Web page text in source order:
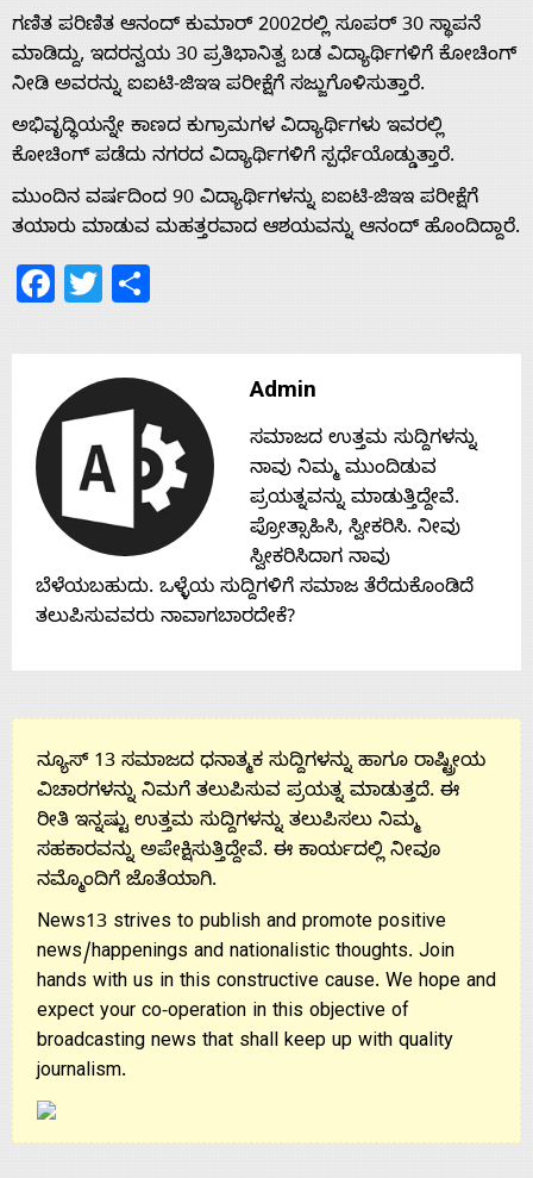
Home
About
Us
Advertise
With
Contact
Us
ಗಣಿತ ಪರಿಣಿತ ಆನಂದ್ ಕುಮಾರ್ 2002ರಲ್ಲಿ ಸೂಪರ್ 30 ಸ್ಥಾಪನೆ
ಮಾಡಿದ್ದು, ಇದರನ್ವಯ 30 ಪ್ರತಿಭಾನಿತ್ವ ಬಡ ವಿದ್ಯಾರ್ಥಿಗಳಿಗೆ ಕೋಚಿಂಗ್
ನೀಡಿ ಅವರನ್ನು ಐಐಟಿ-ಜಿಇಇ ಪರೀಕ್ಷೆಗೆ ಸಜ್ಜುಗೊಳಿಸುತ್ತಾರೆ.
ಅಭಿವೃದ್ಧಿಯನ್ನೇ ಕಾಣದ ಕುಗ್ರಾಮಗಳ ವಿದ್ಯಾರ್ಥಿಗಳು ಇವರಲ್ಲಿ
ಕೋಚಿಂಗ್ ಪಡೆದು ನಗರದ ವಿದ್ಯಾರ್ಥಿಗಳಿಗೆ ಸ್ಪರ್ಧೆಯೊಡ್ಡುತ್ತಾರೆ.
ಮುಂದಿನ ವರ್ಷದಿಂದ 90 ವಿದ್ಯಾರ್ಥಿಗಳನ್ನು ಐಐಟಿ-ಜಿಇಇ ಪರೀಕ್ಷೆಗೆ
ತಯಾರು ಮಾಡುವ ಮಹತ್ತರವಾದ ಆಶಯವನ್ನು ಆನಂದ್ ಹೊಂದಿದ್ದಾರೆ.
Facebook
Twitter
Admin
ಸಮಾಜದ ಉತ್ತಮ ಸುದ್ದಿಗಳನ್ನು
ನಾವು ನಿಮ್ಮ ಮುಂದಿಡುವ
ಪ್ರಯತ್ನವನ್ನು ಮಾಡುತ್ತಿದ್ದೇವೆ.
ಪ್ರೋತ್ಸಾಹಿಸಿ, ಸ್ವೀಕರಿಸಿ. ನೀವು
ಸ್ವೀಕರಿಸಿದಾಗ ನಾವು
ಬೆಳೆಯಬಹುದು. ಒಳ್ಳೆಯ ಸುದ್ದಿಗಳಿಗೆ ಸಮಾಜ ತೆರೆದುಕೊಂಡಿದೆ
ತಲುಪಿಸುವವರು ನಾವಾಗಬಾರದೇಕೆ?
ನ್ಯೂಸ್ 13 ಸಮಾಜದ ಧನಾತ್ಮಕ ಸುದ್ದಿಗಳನ್ನು ಹಾಗೂ ರಾಷ್ಟ್ರೀಯ
ವಿಚಾರಗಳನ್ನು ನಿಮಗೆ ತಲುಪಿಸುವ ಪ್ರಯತ್ನ ಮಾಡುತ್ತದೆ. ಈ
ರೀತಿ ಇನ್ನಷ್ಟು ಉತ್ತಮ ಸುದ್ದಿಗಳನ್ನು ತಲುಪಿಸಲು ನಿಮ್ಮ
ಸಹಕಾರವನ್ನು ಅಪೇಕ್ಷಿಸುತ್ತಿದ್ದೇವೆ. ಈ ಕಾರ್ಯದಲ್ಲಿ ನೀವೂ
ನಮ್ಮೊಂದಿಗೆ ಜೊತೆಯಾಗಿ.
News13 strives to publish and promote positive
news/happenings and nationalistic thoughts. Join
hands with us in this constructive cause. We hope and
expect your co-operation in this objective of
broadcasting news that shall keep up with quality
journalism.